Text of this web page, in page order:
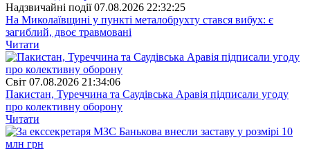
Надзвичайні події 07.08.2026 22:32:25
На Миколаївщині у пункті металобрухту стався вибух: є
загиблий, двоє травмовані
Читати
Свiт 07.08.2026 21:34:06
Пакистан, Туреччина та Саудівська Аравія підписали угоду
про колективну оборону
Читати